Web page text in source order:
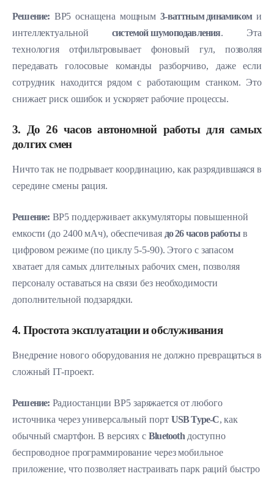
Решение: BP5 оснащена мощным3-ваттным динамикоми
интеллектуальнойсистемой шумоподавления. Эта
технология отфильтровывает фоновый гул, позволяя
передавать голосовые команды разборчиво, даже если
сотрудник находится рядом с работающим станком. Это
снижает риск ошибок и ускоряет рабочие процессы.
3. До 26 часов автономной работы для самых
долгих смен
Ничто так не подрывает координацию, как разрядившаяся в
середине смены рация.
Решение: BP5 поддерживает аккумуляторы повышенной
емкости (до 2400 мАч), обеспечивая до 26 часов работы в
цифровом режиме (по циклу 5-5-90). Этого с запасом
хватает для самых длительных рабочих смен, позволяя
персоналу оставаться на связи без необходимости
дополнительной подзарядки.
4. Простота эксплуатации и обслуживания
Внедрение нового оборудования не должно превращаться в
сложный IT-проект.
Решение: Радиостанции BP5 заряжается от любого
источника через универсальный порт USB Type-C, как
обычный смартфон. В версиях с Bluetoothдоступно
беспроводное программирование через мобильное
приложение, что позволяет настраивать парк раций быстро